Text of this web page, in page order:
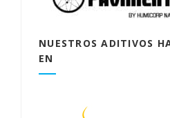
NUESTROS ADITIVOS
EN